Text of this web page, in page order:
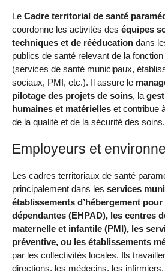
Le Cadre territorial de santé
coordonne les activités des équipes
techniques et de rééducation dans
publics de santé relevant de la
(services de santé municipaux,
sociaux, PMI, etc.). Il assure le
pilotage des projets de soins, la
humaines et matérielles et contribue
de la qualité et de la sécurité des soins.
Employeurs et
Les cadres territoriaux de santé
principalement dans les services
établissements d’hébergement
dépendantes (EHPAD), les centres
maternelle et infantile (PMI), les
préventive, ou les établissements
par les collectivités locales. Ils
directions, les médecins, les